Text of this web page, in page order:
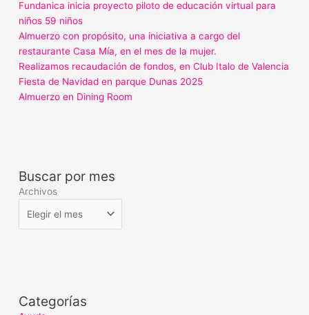
Fundanica inicia proyecto piloto de educación virtual para
niños 59 niños
Almuerzo con propósito, una iniciativa a cargo del
restaurante Casa Mía, en el mes de la mujer.
Realizamos recaudación de fondos, en Club Italo de Valencia
Fiesta de Navidad en parque Dunas 2025
Almuerzo en Dining Room
Buscar por mes
Archivos
Categorías